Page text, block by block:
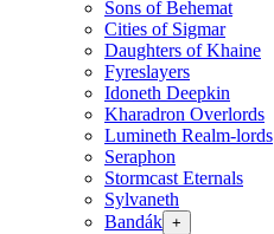
Sons of Behemat
Cities of Sigmar
Daughters of Khaine
Fyreslayers
Idoneth Deepkin
Kharadron Overlords
Lumineth Realm-lords
Seraphon
Stormcast Eternals
Sylvaneth
Bandák +